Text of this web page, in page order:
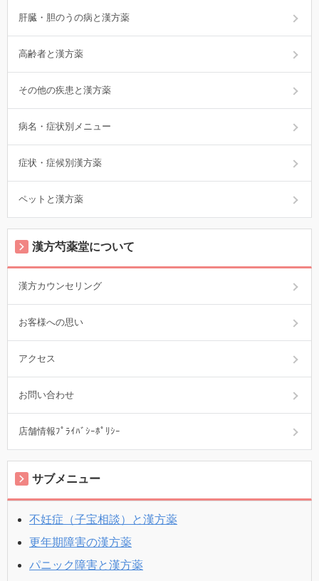
肝臓・胆のうの病と漢方薬
高齢者と漢方薬
その他の疾患と漢方薬
病名・症状別メニュー
症状・症候別漢方薬
ペットと漢方薬
漢方芍薬堂について
漢方カウンセリング
お客様への思い
アクセス
お問い合わせ
店舗情報ﾌﾟﾗｲﾊﾞｼｰﾎﾟﾘｼｰ
サブメニュー
不妊症（子宝相談）と漢方薬
更年期障害の漢方薬
パニック障害と漢方薬